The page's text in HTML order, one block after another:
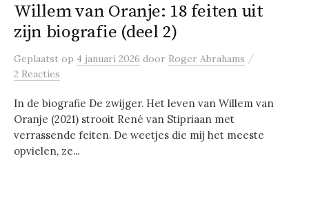
Willem van Oranje: 18 feiten uit
zijn biografie (deel 2)
Geplaatst op 4 januari 2026 door Roger Abrahams /
2 Reacties
In de biografie De zwijger. Het leven van Willem van
Oranje (2021) strooit René van Stipriaan met
verrassende feiten. De weetjes die mij het meeste
opvielen, ze...